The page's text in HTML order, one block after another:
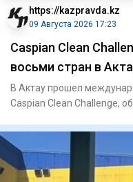
https://kazpravda.kz
09 Августа 2026 17:23
Caspian Clean
восьми стран в
В Актау прошел
Caspian Clean Challenge,